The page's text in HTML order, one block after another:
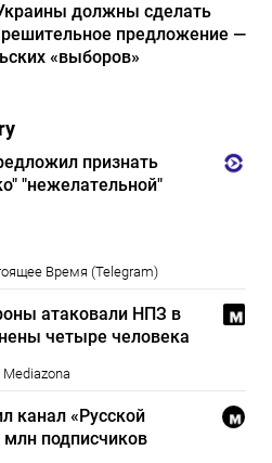
должны сделать
предложение —
«выборов»